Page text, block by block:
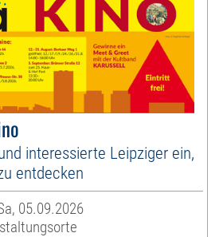
interessierte Leipziger ein,
entdecken
05.09.2026